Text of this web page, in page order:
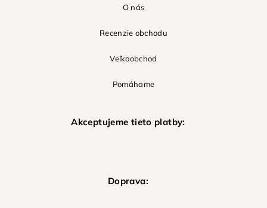
O nás
Recenzie obchodu
Veľkoobchod
Pomáhame
Akceptujeme tieto platby:
Doprava: